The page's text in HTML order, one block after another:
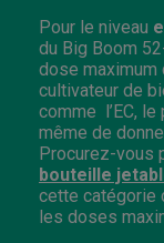
Pour le niveau
du Big Boom
dose maximum
cultivateur de
comme l’EC, le
même de
Procurez-vous
bouteille
cette catégorie
les doses